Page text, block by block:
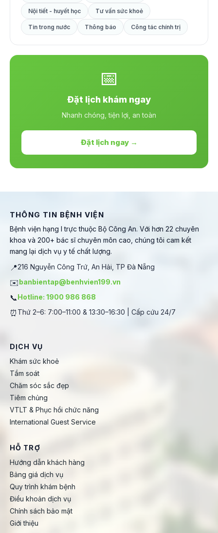
Nội tiết - huyết học Tư vấn sức khoẻ
Tin trong nước Thông báo Công tác chính trị
📅
Đặt lịch khám ngay
Nhanh chóng, tiện lợi, an toàn
Đặt lịch ngay →
THÔNG TIN BỆNH VIỆN
Bệnh viện hạng I trực thuộc Bộ Công An. Với hơn 22 chuyên
khoa và 200+ bác sĩ chuyên môn cao, chúng tôi cam kết
mang lại dịch vụ y tế chất lượng.
📍216 Nguyễn Công Trứ, An Hải, TP Đà Nẵng
✉️banbientap@benhvien199.vn
📞Hotline: 1900 986 868
⏰ Thứ 2–6: 7:00–11:00 & 13:30–16:30 | Cấp cứu 24/7
DỊCH VỤ
Khám sức khoẻ
Tầm soát
Chăm sóc sắc đẹp
Tiêm chủng
VTLT & Phục hồi chức năng
International Guest Service
HỖ TRỢ
Hướng dẫn khách hàng
Bảng giá dịch vụ
Quy trình khám bệnh
Điều khoản dịch vụ
Chính sách bảo mật
Giới thiệu